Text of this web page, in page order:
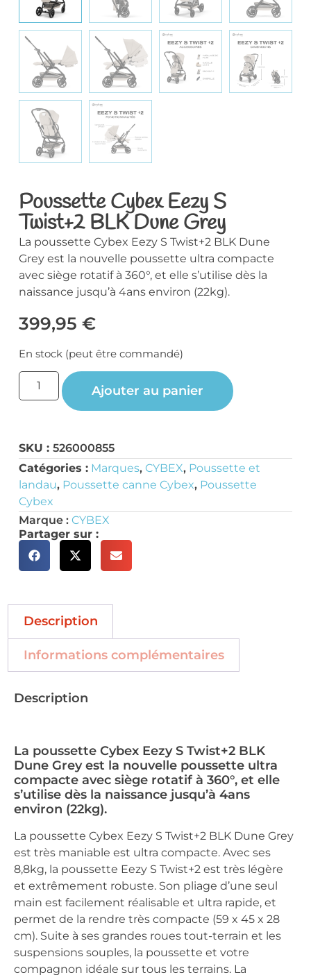
Poussette Cybex Eezy S
Twist+2 BLK Dune Grey
La poussette Cybex Eezy S Twist+2 BLK Dune
Grey est la nouvelle poussette ultra compacte
avec siège rotatif à 360°, et elle s’utilise dès la
naissance jusqu’à 4ans environ (22kg).
399,95 €
En stock (peut être commandé)
Ajouter au panier
SKU : 526000855
Catégories : Marques, CYBEX, Poussette et
landau, Poussette canne Cybex, Poussette
Cybex
Marque : CYBEX
Partager sur :
Description
Informations complémentaires
Description
La poussette Cybex Eezy S Twist+2 BLK
Dune Grey est la nouvelle poussette ultra
compacte avec siège rotatif à 360°, et elle
s’utilise dès la naissance jusqu’à 4ans
environ (22kg).
La poussette Cybex Eezy S Twist+2 BLK Dune Grey
est très maniable est ultra compacte. Avec ses
8,8kg, la poussette Eezy S Twist+2 est très légère
et extrêmement robuste. Son pliage d’une seul
main est facilement réalisable et ultra rapide, et
permet de la rendre très compacte (59 x 45 x 28
cm). Suite à ses grandes roues tout-terrain et les
suspensions souples, la poussette et votre
compagnon idéale sur tous les terrains. La